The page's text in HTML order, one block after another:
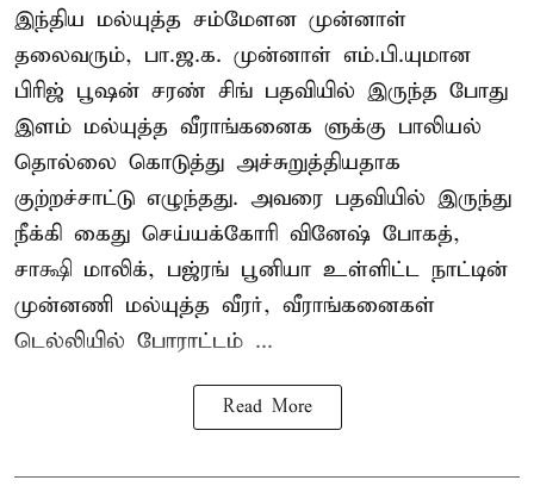
இந்திய மல்யுத்த சம்மேளன முன்னாள்
தலைவரும், பா.ஜ.க. முன்னாள் எம்.பி.யுமான
பிரிஜ் பூஷன் சரண் சிங் பதவியில் இருந்த போது
இளம் மல்யுத்த வீராங்கனைக ளுக்கு பாலியல்
தொல்லை கொடுத்து அச்சுறுத்தியதாக
குற்றச்சாட்டு எழுந்தது. அவரை பதவியில் இருந்து
நீக்கி கைது செய்யக்கோரி வினேஷ் போகத்,
சாக்ஷி மாலிக், பஜ்ரங் பூனியா உள்ளிட்ட நாட்டின்
முன்னணி மல்யுத்த வீரர், வீராங்கனைகள்
டெல்லியில் போராட்டம் ...
Read More